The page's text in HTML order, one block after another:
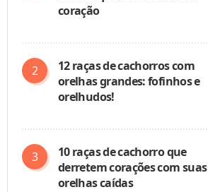
coração
12 raças de cachorros com
orelhas grandes: fofinhos e
orelhudos!
10 raças de cachorro que
derretem corações com suas
orelhas caídas